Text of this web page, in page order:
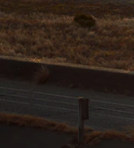
試乗リクエ
スト
オンライン
ショールー
ム
SUV